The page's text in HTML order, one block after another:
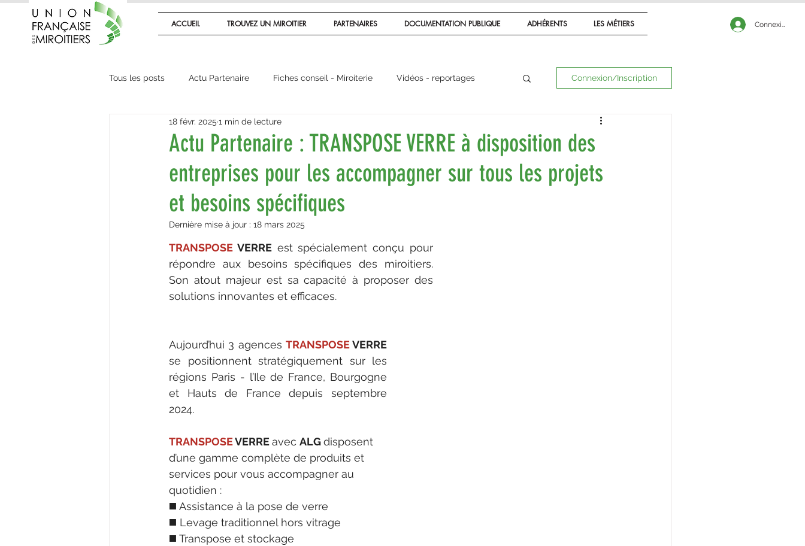
ACCUEIL TROUVEZ UN MIROITIER PARTENAIRES DOCUMENTATION PUBLIQUE ADHÉRENTS LES MÉTIERS Connexion
CONNEXION
Tous les posts Actu Partenaire Fiches conseil - Miroiterie Vidéos - reportages
Les actus de l'Union Les métiers du verre
Actualité technique
Connexion/Inscription
Actu Partenaire : TRANSPOSE VERRE à disposition des
entreprises pour les accompagner sur tous les projets
et besoins spécifiques
18 févr. 2025 1 min de lecture
Dernière mise à jour : 18 mars 2025
TRANSPOSE VERRE est spécialement conçu pour
répondre aux besoins spécifiques des miroitiers.
Son atout majeur est sa capacité à proposer des
solutions innovantes et efficaces.
Aujourd’hui 3 agences TRANSPOSE
se positionnent stratégiquement sur les
régions Paris - l’Ile de France, Bourgogne
et Hauts de France depuis septembre
2024.
TRANSPOSE VERRE avec ALG disposent
d’une gamme complète de produits et
services pour vous accompagner au
quotidien :
◼️ Assistance à la pose de verre
◼️ Levage traditionnel hors vitrage
◼️ Transpose et stockage